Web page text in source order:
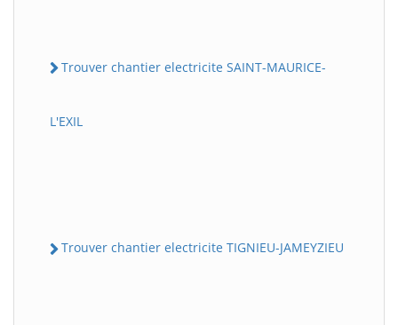
Trouver chantier electricite SAINT-MAURICE-
L'EXIL
Trouver chantier electricite TIGNIEU-JAMEYZIEU